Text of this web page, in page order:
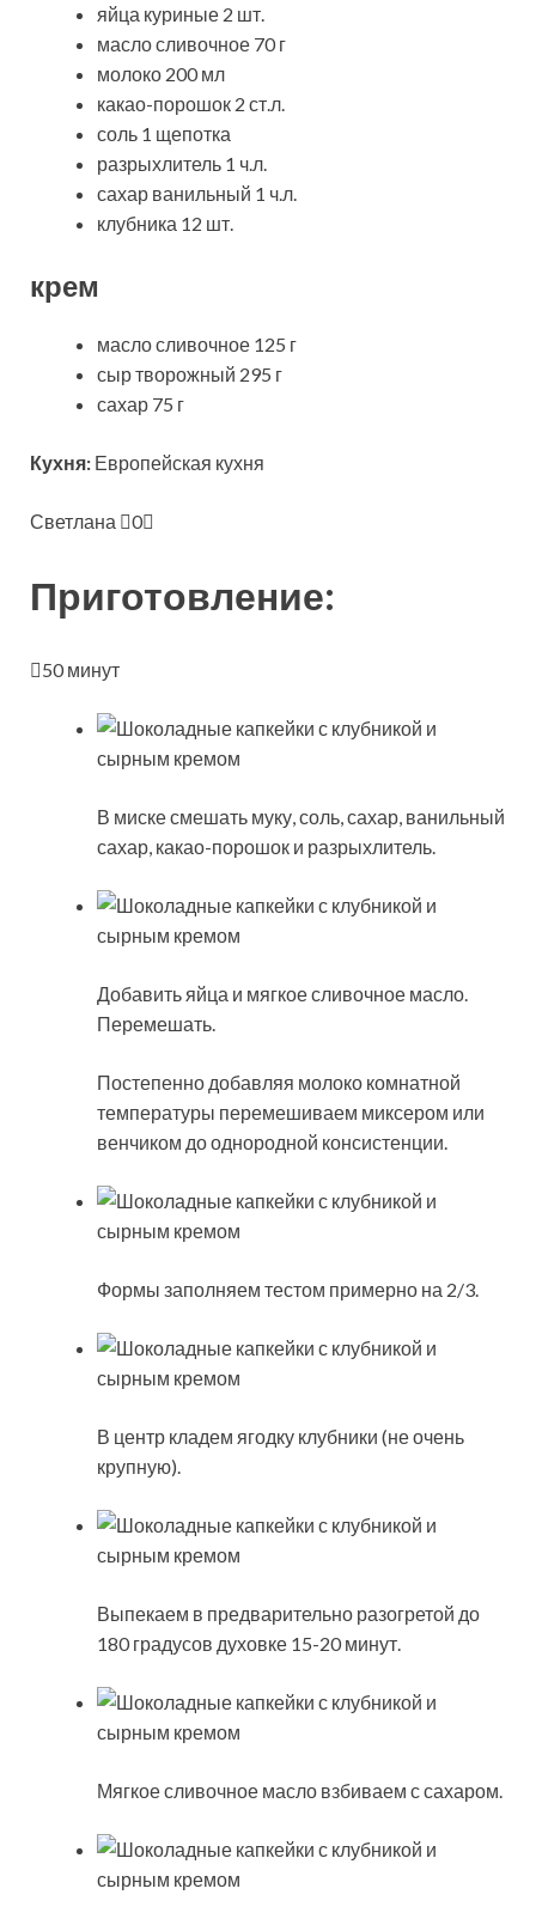
яйца куриные 2 шт.
масло сливочное 70 г
молоко 200 мл
какао-порошок 2 ст.л.
соль 1 щепотка
разрыхлитель 1 ч.л.
сахар ванильный 1 ч.л.
клубника 12 шт.
крем
масло сливочное 125 г
сыр творожный 295 г
сахар 75 г
Кухня: Европейская кухня
Светлана 0
Приготовление:
50 минут
В миске смешать муку, соль, сахар, ванильный
сахар, какао-порошок и разрыхлитель.
Добавить яйца и мягкое сливочное масло.
Перемешать.
Постепенно добавляя молоко комнатной
температуры перемешиваем миксером или
венчиком до однородной консистенции.
Формы заполняем тестом примерно на 2/3.
В центр кладем ягодку клубники (не очень
крупную).
Выпекаем в предварительно разогретой до
180 градусов духовке 15-20 минут.
Мягкое сливочное масло взбиваем с сахаром.